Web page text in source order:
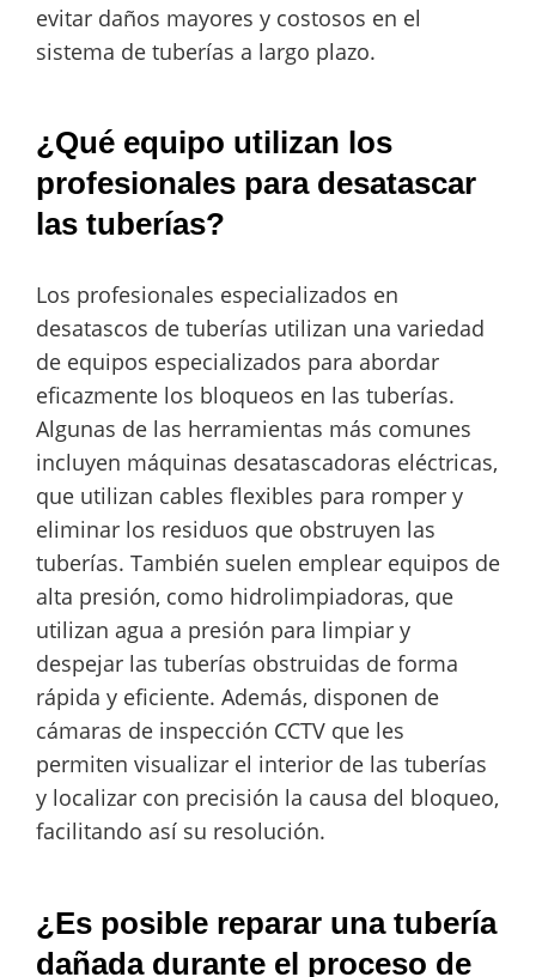
evitar daños mayores y costosos en el
sistema de tuberías a largo plazo.
¿Qué equipo utilizan los
profesionales para desatascar
las tuberías?
Los profesionales especializados en
desatascos de tuberías utilizan una variedad
de equipos especializados para abordar
eficazmente los bloqueos en las tuberías.
Algunas de las herramientas más comunes
incluyen máquinas desatascadoras eléctricas,
que utilizan cables flexibles para romper y
eliminar los residuos que obstruyen las
tuberías. También suelen emplear equipos de
alta presión, como hidrolimpiadoras, que
utilizan agua a presión para limpiar y
despejar las tuberías obstruidas de forma
rápida y eficiente. Además, disponen de
cámaras de inspección CCTV que les
permiten visualizar el interior de las tuberías
y localizar con precisión la causa del bloqueo,
facilitando así su resolución.
¿Es posible reparar una tubería
dañada durante el proceso de